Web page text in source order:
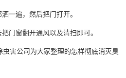
一遍，然后把门打开。
门窗翻开通风以及清扫即可。
害公司为大家整理的怎样彻底消灭臭